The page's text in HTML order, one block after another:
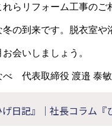
らリフォーム工事の
の到来です。脱衣室
会いしましょう。
べ 代表取締役 渡邉 泰敏
日記』｜社長コラム『